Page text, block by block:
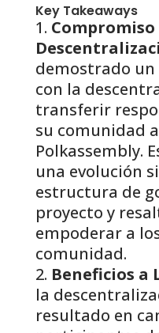
Key Takeaways
Compromiso
demostrado
con la
transferir
su comunidad
Polkassembly.
una evolución
estructura de
proyecto y
empoderar a
comunidad.
Beneficios a
la
resultado en